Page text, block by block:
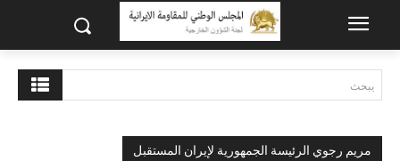
يبحث
مريم رجوي الرئيسة الجمهورية لإيران المستقبل